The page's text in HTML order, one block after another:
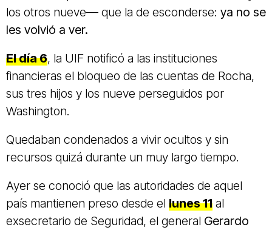
los otros nueve— que la de esconderse: ya no se
les volvió a ver.
El día 6, la UIF notificó a las instituciones
financieras el bloqueo de las cuentas de Rocha,
sus tres hijos y los nueve perseguidos por
Washington.
Quedaban condenados a vivir ocultos y sin
recursos quizá durante un muy largo tiempo.
Ayer se conoció que las autoridades de aquel
país mantienen preso desde el lunes 11 al
exsecretario de Seguridad, el general Gerardo